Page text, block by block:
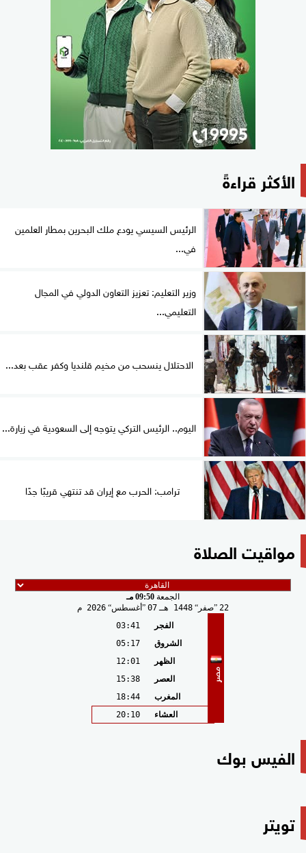
الأكثر قراءةً
الرئيس السيسي يودع ملك البحرين بمطار العلمين
في...
وزير التعليم: تعزيز التعاون الدولي في المجال
التعليمي...
الاحتلال ينسحب من مخيم قلنديا وكفر عقب بعد...
اليوم.. الرئيس التركي يتوجه إلى السعودية في زيارة...
ترامب: الحرب مع إيران قد تنتهي قريبًا جدًا
مواقيت الصلاة
الجمعة 09:50 مـ
22
صفر 1448 هـ 07 أغسطس 2026 م
مصر
الفجر
03:41
الشروق
05:17
الظهر
12:01
العصر
15:38
المغرب
18:44
العشاء
20:10
الفيس بوك
تويتر